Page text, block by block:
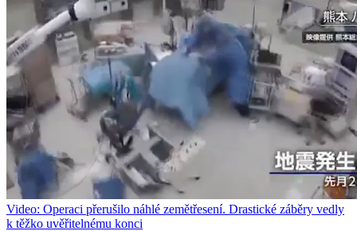
Video: Operaci přerušilo náhlé zemětřesení. Drastické záběry vedly
k těžko uvěřitelnému konci